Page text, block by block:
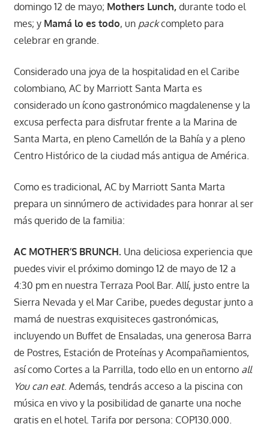
domingo 12 de mayo; Mothers Lunch, durante todo el
mes; y Mamá lo es todo, un packcompleto para
celebrar en grande.
Considerado una joya de la hospitalidad en el Caribe
colombiano, AC by Marriott Santa Marta es
considerado un ícono gastronómico magdalenense y la
excusa perfecta para disfrutar frente a la Marina de
Santa Marta, en pleno Camellón de la Bahía y a pleno
Centro Histórico de la ciudad más antigua de América.
Como es tradicional, AC by Marriott Santa Marta
prepara un sinnúmero de actividades para honrar al ser
más querido de la familia:
AC MOTHER’S BRUNCH. Una deliciosa experiencia que
puedes vivir el próximo domingo 12 de mayo de 12 a
4:30 pm en nuestra Terraza Pool Bar. Allí, justo entre la
Sierra Nevada y el Mar Caribe, puedes degustar junto a
mamá de nuestras exquisiteces gastronómicas,
incluyendo un Buffet de Ensaladas, una generosa Barra
de Postres, Estación de Proteínas y Acompañamientos,
así como Cortes a la Parrilla, todo ello en un entorno all
You can eat. Además, tendrás acceso a la piscina con
música en vivo y la posibilidad de ganarte una noche
gratis en el hotel. Tarifa por persona: COP130.000.